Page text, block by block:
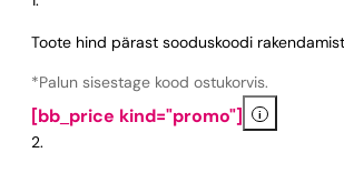
Toote hind pärast sooduskoodi rakendamist
*Palun sisestage kood ostukorvis.
[bb_price kind="promo"] i